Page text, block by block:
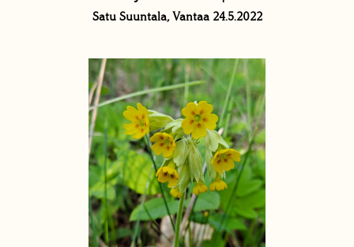
Satu Suuntala, Vantaa 24.5.2022